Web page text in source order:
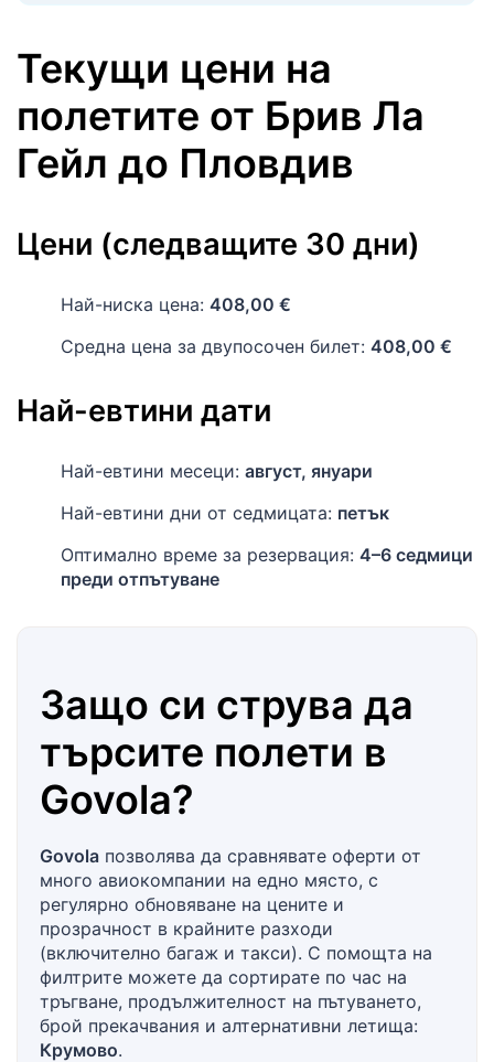
Текущи цени на
полетите от Брив Ла
Гейл до Пловдив
Цени (следващите 30 дни)
Най-ниска цена: 408,00 €
Средна цена за двупосочен билет: 408,00 €
Най-евтини дати
Най-евтини месеци: август, януари
Най-евтини дни от седмицата: петък
Оптимално време за резервация: 4–6 седмици
преди отпътуване
Защо си струва да
търсите полети в
Govola?
Govola позволява да сравнявате оферти от
много авиокомпании на едно място, с
регулярно обновяване на цените и
прозрачност в крайните разходи
(включително багаж и такси). С помощта на
филтрите можете да сортирате по час на
тръгване, продължителност на пътуването,
брой прекачвания и алтернативни летища:
Крумово.